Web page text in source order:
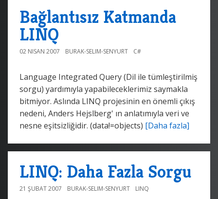
Bağlantısız Katmanda
LINQ
02 NISAN 2007 BURAK-SELIM-SENYURT C#
Language Integrated Query (Dil ile tümleştirilmiş
sorgu) yardımıyla yapabileceklerimiz saymakla
bitmiyor. Aslında LINQ projesinin en önemli çıkış
nedeni, Anders Hejslberg' ın anlatımıyla veri ve
nesne eşitsizliğidir. (data!=objects) [Daha fazla]
LINQ: Daha Fazla Sorgu
21 ŞUBAT 2007 BURAK-SELIM-SENYURT LINQ